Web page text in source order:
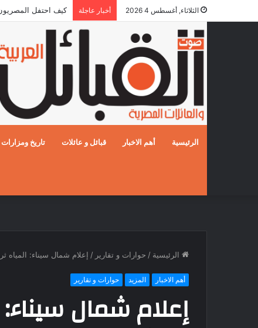
الثلاثاء, أغسطس 4 2026 أخبار عاجلة كيف احتفل المصريون
الرئيسية أهم الاخبار قبائل و عائلات تاريخ ومزارات
الرئيسية / حوارات و تقارير / إعلام شمال سيناء: المياه
أهم الاخبار المزيد حوارات و تقارير
إعلام شمال